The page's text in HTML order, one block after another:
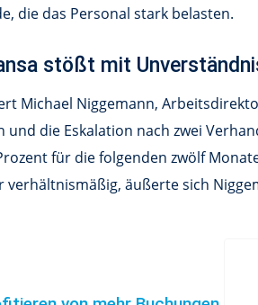
die das Personal stark belasten.
stößt mit
Michael Niggemann,
die Eskalation nach zwei
für die folgenden zwölf
verhältnismäßig, äußerte sich